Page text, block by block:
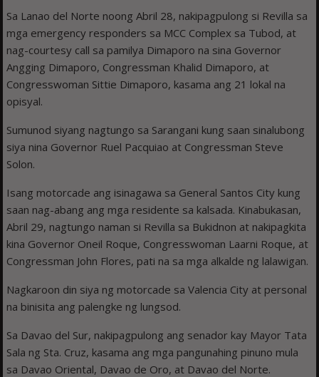
Sa Lanao del Norte noong Abril 28, nakipagpulong si Revilla sa
mga emergency responders sa MCC Complex sa Tubod, at
nag-courtesy call sa pamilya Dimaporo na sina Governor
Angging Dimaporo, Congressman Khalid Dimaporo, at
Congresswoman Sittie Dimaporo, kasama ang 21 lokal na
opisyal.
Sumunod siyang nagtungo sa Sarangani kung saan sinalubong
siya nina Governor Ruel Pacquiao at Congressman Steve
Solon.
Isang motorcade ang isinagawa sa General Santos City kung
saan nag-abang ang mga residente sa kalsada. Kinabukasan,
Abril 29, nagtungo naman si Revilla sa Bukidnon at nakipagkita
kina Governor Oneil Roque, Congresswoman Laarni Roque, at
Congressman John Flores, pati na sa mga alkalde ng lalawigan.
Nagkaroon din siya ng motorcade sa Valencia City at personal
na binisita ang palengke ng lungsod.
Sa Davao del Sur, nakipagpulong ang senador kay Mayor Tata
Sala ng Sta. Cruz, kasama ang mga pangunahing pinuno mula
sa Davao Oriental, Davao de Oro, at Davao del Norte.